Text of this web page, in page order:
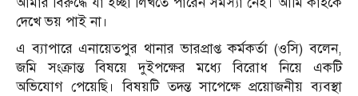
দেখে ভয় পাই না।
এ ব্যাপারে এনায়েতপুর থানার ভারপ্রাপ্ত কর্মকর্তা (ওসি) বলেন,
জমি সংক্রান্ত বিষয়ে দুইপক্ষের মধ্যে বিরোধ নিয়ে একটি
অভিযোগ পেয়েছি। বিষয়টি তদন্ত সাপেক্ষে প্রয়োজনীয় ব্যবস্থা